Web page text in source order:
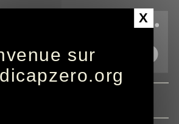
X
sur